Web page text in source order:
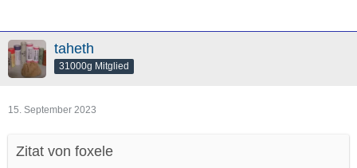
taheth
31000g Mitglied
15. September 2023
Zitat von foxele